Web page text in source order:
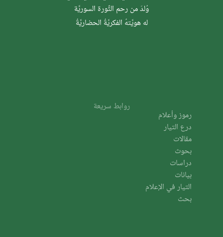
وُلدَ من رحم الثَّورة السوريَّة
له هويَّتهُ الفكريَّةُ الحضاريَّةُ
روابط سريعة
رموز وأعلام
درع التيار
مقالات
بحوث
دراسات
بيانات
التيار في الإعلام
بحث